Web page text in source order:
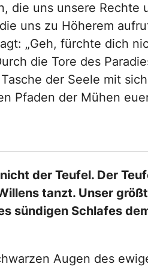
die uns unsere Rechte
uns zu Höherem
„Geh, fürchte dich
die Tore des
der Seele mit
Pfaden der Mühen
der Teufel. Der
tanzt. Unser
sündigen Schlafes
Augen des